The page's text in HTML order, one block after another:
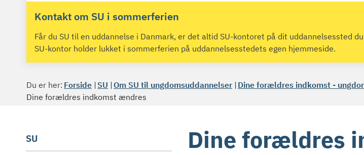
Kontakt om SU i sommerferien
Får du SU til en uddannelse i Danmark, er det altid SU-kontoret på dit uddannelsessted
SU-kontor holder lukket i sommerferien på uddannelsesstedets egen hjemmeside.
Du er her: Forside SU Om SU til ungdomsuddannelser Dine forældres indkomst -
Dine forældres indkomst ændres
SU Dine forældres